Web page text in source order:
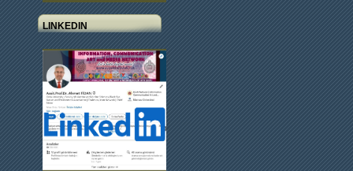
LINKEDIN